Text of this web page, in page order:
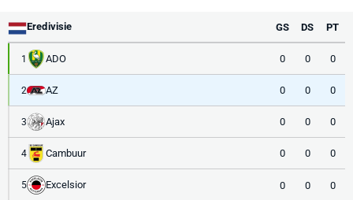
Eredivisie GS DS PT
1 ADO 0 0 0
2 AZ 0 0 0
3 Ajax 0 0 0
4 Cambuur 0 0 0
5 Excelsior 0 0 0